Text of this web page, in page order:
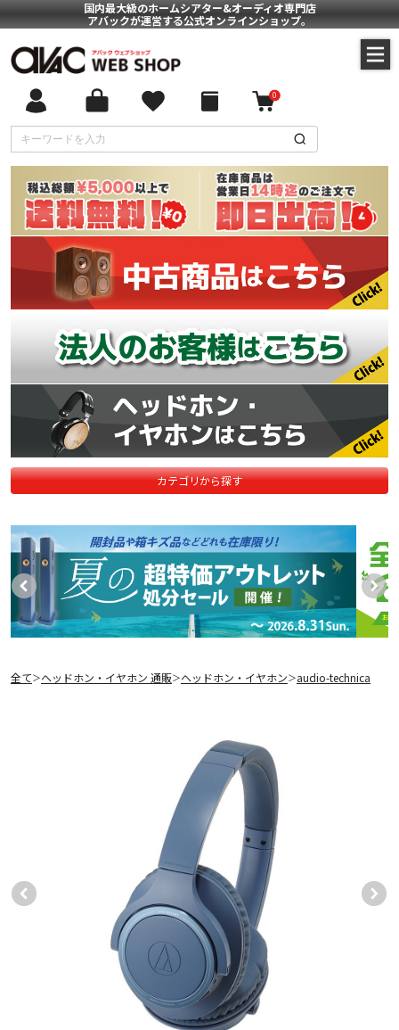
国内最大級のホームシアター&オーディオ専門店
アバックが運営する公式オンラインショップ。
0
カテゴリから探す
全て＞ヘッドホン・イヤホン 通販＞ヘッドホン・イヤホン＞audio-technica